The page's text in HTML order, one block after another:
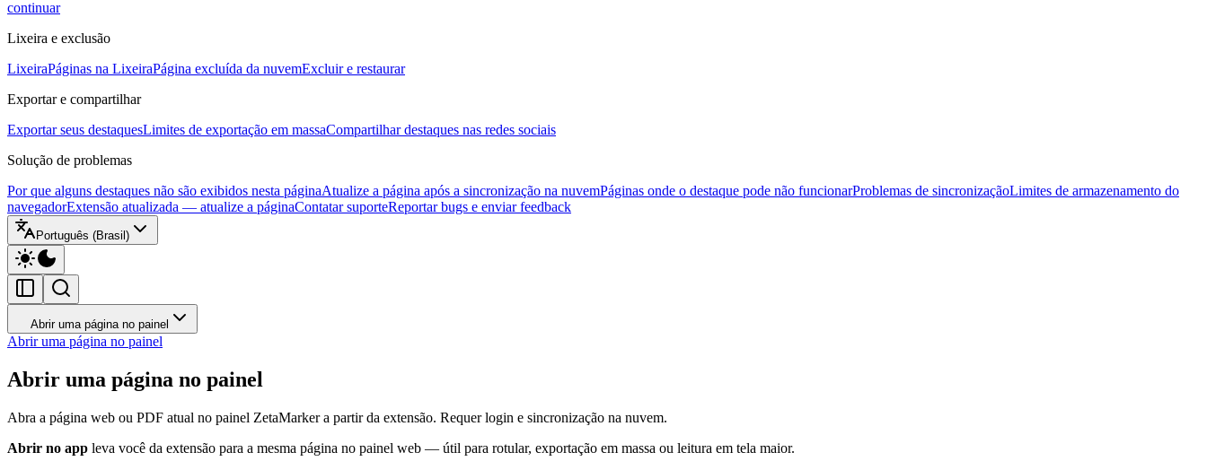
continuar
Lixeira e exclusão
LixeiraPáginas na LixeiraPágina excluída da nuvemExcluir e restaurar
Exportar e compartilhar
Exportar seus destaquesLimites de exportação em massaCompartilhar destaques nas redes sociais
Solução de problemas
Por que alguns destaques não são exibidos nesta páginaAtualize a página após a sincronização na nuvemPáginas onde o destaque pode não funcionarProblemas de sincronizaçãoLimites de armazenamento do
navegadorExtensão atualizada — atualize a páginaContatar suporteReportar bugs e enviar feedback
Português (Brasil)
Abrir uma página no painel
Abrir uma página no painel
Abrir uma página no painel
Abra a página web ou PDF atual no painel ZetaMarker a partir da extensão. Requer login e sincronização na nuvem.
Abrir no app leva você da extensão para a mesma página no painel web — útil para rotular, exportação em massa ou leitura em tela maior.